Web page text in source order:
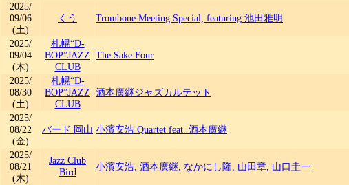
2025/
09/06
(土)
くう Trombone Meeting Special, featuring 池田雅明
2025/
09/04
(木)
札幌“D-
BOP”JAZZ
CLUB
The Sake Four
2025/
08/30
(土)
札幌“D-
BOP”JAZZ
CLUB
酒本廣継ジャズカルテット
2025/
08/22
(金)
バード 岡山 小濱安浩 Quartet feat. 酒本廣継
2025/
08/21
(木)
Jazz Club
Bird
小濱安浩, 酒本廣継, なかにし隆, 山田章, 山口圭一